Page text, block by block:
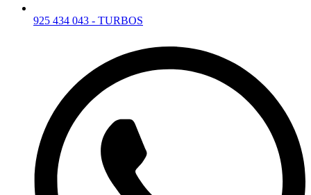
925 434 043 - TURBOS